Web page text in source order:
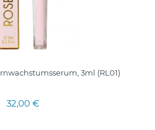
3ml (RL01)
32,00 €